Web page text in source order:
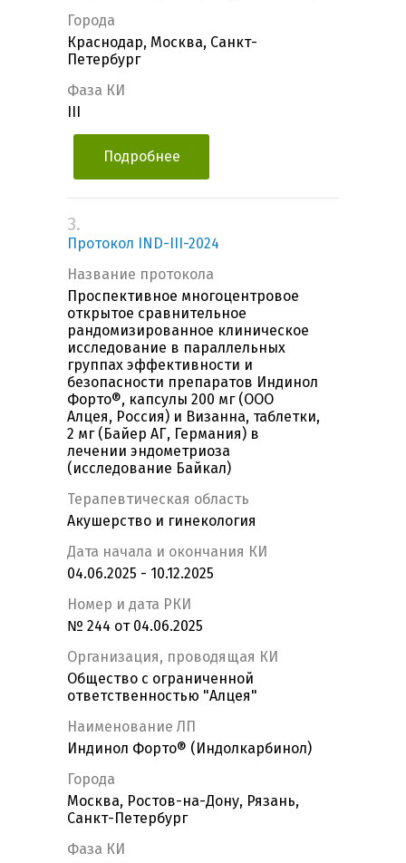
Города
Краснодар, Москва, Санкт-
Петербург
Фаза КИ
Подробнее
3.
Протокол IND-III-2024
Название протокола
Проспективное многоцентровое
открытое сравнительное
рандомизированное клиническое
исследование в параллельных
группах эффективности и
безопасности препаратов Индинол
Форто®, капсулы 200 мг (ООО
Алцея, Россия) и Визанна, таблетки,
2 мг (Байер АГ, Германия) в
лечении эндометриоза
(исследование Байкал)
Терапевтическая область
Акушерство и гинекология
Дата начала и окончания КИ
04.06.2025 - 10.12.2025
Номер и дата РКИ
№ 244 от 04.06.2025
Организация, проводящая КИ
Общество с ограниченной
ответственностью "Алцея"
Наименование ЛП
Индинол Форто® (Индолкарбинол)
Города
Москва, Ростов-на-Дону, Рязань,
Санкт-Петербург
Фаза КИ